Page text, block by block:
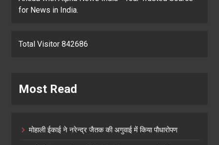
for News in India.
Total Visitor 842686
Most Read
मोहाली ईकाई ने नरेन्द्र जैतक की अगुवाई में किया पौधारोपण